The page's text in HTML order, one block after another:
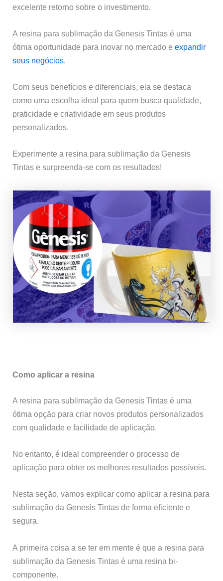
excelente retorno sobre o investimento.
A resina para sublimação da Genesis Tintas é uma
ótima oportunidade para inovar no mercado eexpandir
seus negócios.
Com seus benefícios e diferenciais, ela se destaca
como uma escolha ideal para quem busca qualidade,
praticidade e criatividade em seus produtos
personalizados.
Experimente a resina para sublimação da Genesis
Tintas e surpreenda-se com os resultados!
Como aplicar a resina
A resina para sublimação da Genesis Tintas é uma
ótima opção para criar novos produtos personalizados
com qualidade e facilidade de aplicação.
No entanto, é ideal compreender o processo de
aplicação para obter os melhores resultados possíveis.
Nesta seção, vamos explicar como aplicar a resina para
sublimação da Genesis Tintas de forma eficiente e
segura.
A primeira coisa a se ter em mente é que a resina para
sublimação da Genesis Tintas é uma resina bi-
componente.